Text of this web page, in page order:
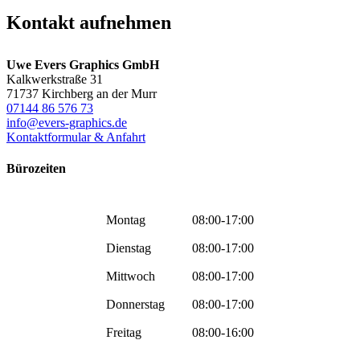
Kontakt aufnehmen
Uwe Evers Graphics GmbH
Kalkwerkstraße 31
71737 Kirchberg an der Murr
07144 86 576 73
info@evers-graphics.de
Kontaktformular & Anfahrt
Bürozeiten
Montag 08:00-17:00
Dienstag 08:00-17:00
Mittwoch 08:00-17:00
Donnerstag 08:00-17:00
Freitag 08:00-16:00